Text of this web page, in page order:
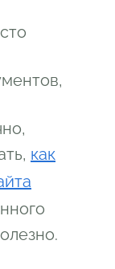
как